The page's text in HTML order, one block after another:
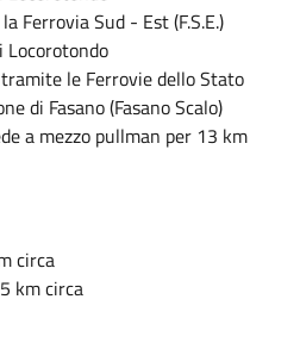
Ferrovia Sud - Est (F.S.E.)
Locorotondo
le Ferrovie dello Stato
di Fasano (Fasano Scalo)
a mezzo pullman per 13 km
circa
km circa